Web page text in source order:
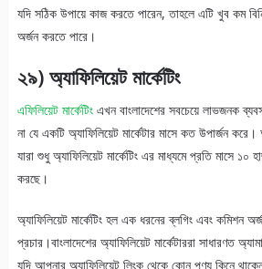
যদি সঠিক উপায়ে কাজ করতে পারেন, তাহলে এটি খুব কম
অর্জন করতে পারে।
২৯) অ্যাফিলিয়েট মার্কেটিং
এফিলিয়েট মার্কেটিং এখন বাংলাদেশের সবচেয়ে লাভজনক
না যে একটি অ্যাফিলিয়েট মার্কেটার মাসে কত উপার্জন করে।
যারা শুধু অ্যাফিলিয়েট মার্কেটিং এর মাধ্যমে প্রতি মাসে ১০
করছে।
অ্যাফিলিয়েট মার্কেটিং হল এক ধরনের ব্লগিং এবং কমিশন
প্রচার।বাংলাদেশের অ্যাফিলিয়েট মার্কেটাররা সাধারণত
যদি আপনার অ্যাফিলিয়েট লিংক থেকে কোন পণ্য কিনে